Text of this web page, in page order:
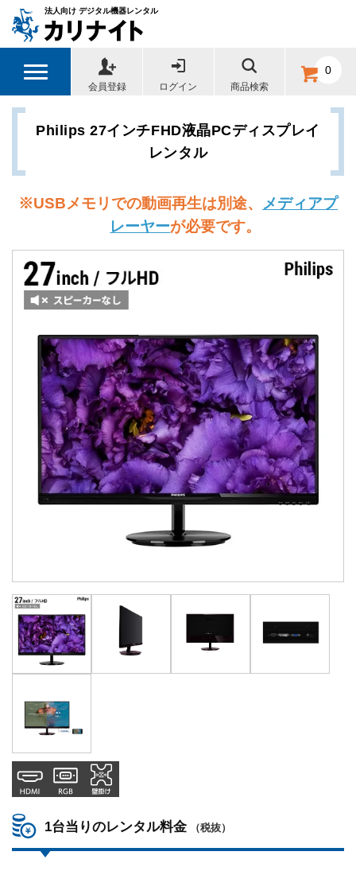
法人向け デジタル機器レンタル
会員登録 ログイン 商品検索
0
Philips 27インチFHD液晶PCディスプレイ
レンタル
※USBメモリでの動画再生は別途、
メディアプ
レーヤーが必要です。
1台当りのレンタル料金 （税抜）